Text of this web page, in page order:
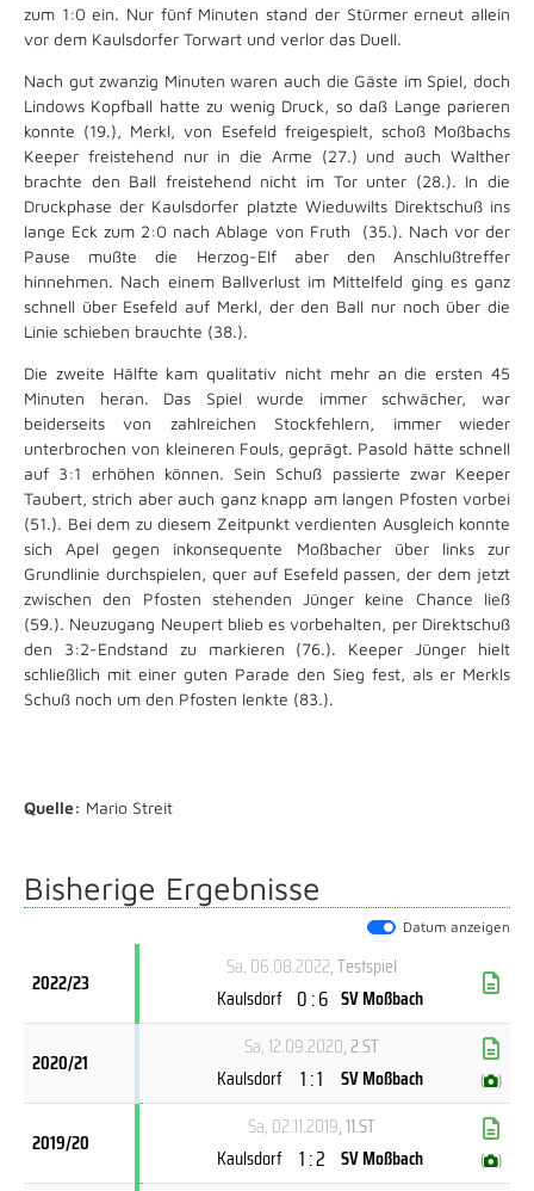
zum 1:0 ein. Nur fünf Minuten stand der Stürmer erneut allein
vor dem Kaulsdorfer Torwart und verlor das Duell.
Nach gut zwanzig Minuten waren auch die Gäste im Spiel, doch
Lindows Kopfball hatte zu wenig Druck, so daß Lange parieren
konnte (19.), Merkl, von Esefeld freigespielt, schoß Moßbachs
Keeper freistehend nur in die Arme (27.) und auch Walther
brachte den Ball freistehend nicht im Tor unter (28.). In die
Druckphase der Kaulsdorfer platzte Wieduwilts Direktschuß ins
lange Eck zum 2:0 nach Ablage von Fruth (35.). Nach vor der
Pause mußte die Herzog-Elf aber den Anschlußtreffer
hinnehmen. Nach einem Ballverlust im Mittelfeld ging es ganz
schnell über Esefeld auf Merkl, der den Ball nur noch über die
Linie schieben brauchte (38.).
Die zweite Hälfte kam qualitativ nicht mehr an die ersten 45
Minuten heran. Das Spiel wurde immer schwächer, war
beiderseits von zahlreichen Stockfehlern, immer wieder
unterbrochen von kleineren Fouls, geprägt. Pasold hätte schnell
auf 3:1 erhöhen können. Sein Schuß passierte zwar Keeper
Taubert, strich aber auch ganz knapp am langen Pfosten vorbei
(51.). Bei dem zu diesem Zeitpunkt verdienten Ausgleich konnte
sich Apel gegen inkonsequente Moßbacher über links zur
Grundlinie durchspielen, quer auf Esefeld passen, der dem jetzt
zwischen den Pfosten stehenden Jünger keine Chance ließ
(59.). Neuzugang Neupert blieb es vorbehalten, per Direktschuß
den 3:2-Endstand zu markieren (76.). Keeper Jünger hielt
schließlich mit einer guten Parade den Sieg fest, als er Merkls
Schuß noch um den Pfosten lenkte (83.).
Quelle: Mario Streit
Bisherige Ergebnisse
Datum anzeigen
2022/23
Sa, 06.08.2022, Testspiel
Kaulsdorf 0 : 6 SV Moßbach
2020/21
Sa, 12.09.2020, 2.ST
Kaulsdorf 1 : 1 SV Moßbach ( )
2019/20
Sa, 02.11.2019, 11.ST
Kaulsdorf 1 : 2 SV Moßbach ( )